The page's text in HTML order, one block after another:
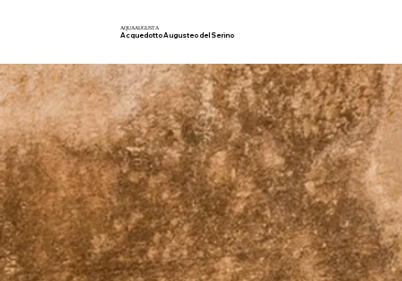
AQUAAUGUSTA
Acquedotto Augusteo del Serino